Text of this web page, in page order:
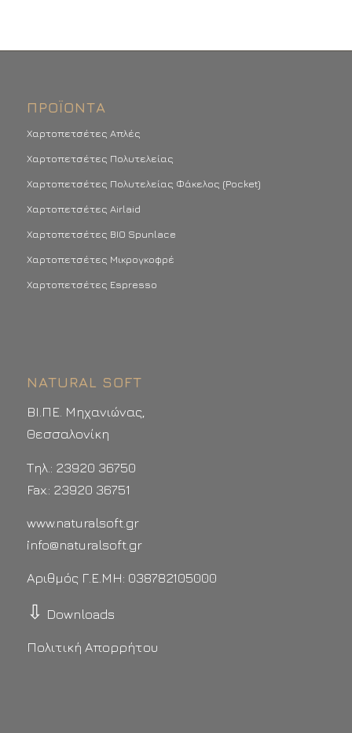
ΠΡΟΪΌΝΤΑ
Χαρτοπετσέτες Απλές
Χαρτοπετσέτες Πολυτελείας
Χαρτοπετσέτες Πολυτελείας Φάκελος (Pocket)
Χαρτοπετσέτες Airlaid
Χαρτοπετσέτες BIO Spunlace
Χαρτοπετσέτες Μικρογκοφρέ
Χαρτοπετσέτες Espresso
NATURAL SOFT
ΒΙ.ΠΕ. Μηχανιώνας,
Θεσσαλονίκη
Τηλ.: 23920 36750
Fax.: 23920 36751
www.naturalsoft.gr
info@naturalsoft.gr
Αριθμός Γ.Ε.ΜΗ: 038782105000
⇩ Downloads
Πολιτική Απορρήτου